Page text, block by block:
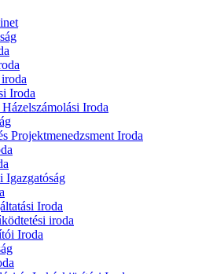
Iroda
Iroda
Projektmenedzsment Iroda
Igazgatóság
Iroda
iroda
Iroda